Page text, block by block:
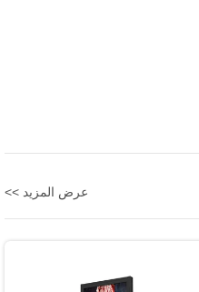
عرض المزيد >>